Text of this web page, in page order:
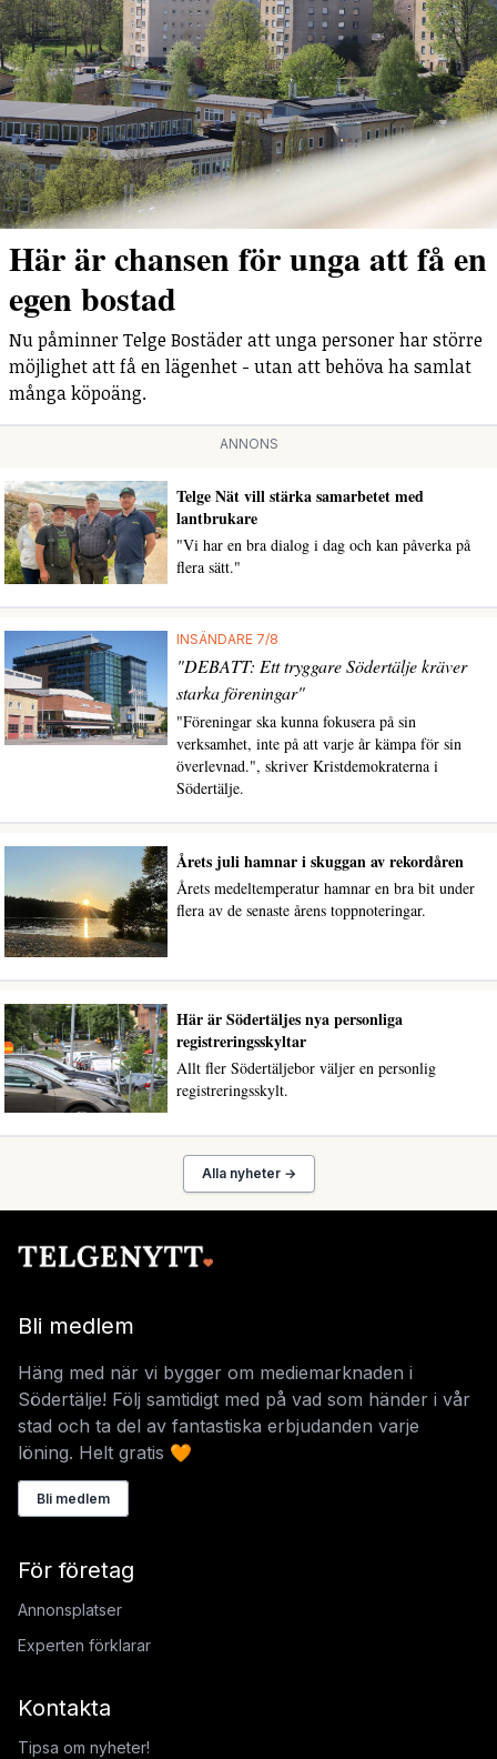
Här är chansen för unga att få en
egen bostad
Nu påminner Telge Bostäder att unga personer har större
möjlighet att få en lägenhet - utan att behöva ha samlat
många köpoäng.
ANNONS
Telge Nät vill stärka samarbetet med
lantbrukare
"Vi har en bra dialog i dag och kan påverka på
flera sätt."
INSÄNDARE 7/8
"DEBATT: Ett tryggare Södertälje kräver
starka föreningar"
"Föreningar ska kunna fokusera på sin
verksamhet, inte på att varje år kämpa för sin
överlevnad.", skriver Kristdemokraterna i
Södertälje.
Årets juli hamnar i skuggan av rekordåren
Årets medeltemperatur hamnar en bra bit under
flera av de senaste årens toppnoteringar.
Här är Södertäljes nya personliga
registreringsskyltar
Allt fler Södertäljebor väljer en personlig
registreringsskylt.
Alla nyheter →
Bli medlem
Häng med när vi bygger om mediemarknaden i
Södertälje! Följ samtidigt med på vad som händer i vår
stad och ta del av fantastiska erbjudanden varje
löning. Helt gratis 🧡
Bli medlem
För företag
Annonsplatser
Experten förklarar
Kontakta
Tipsa om nyheter!